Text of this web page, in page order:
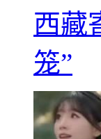
西藏
笼”